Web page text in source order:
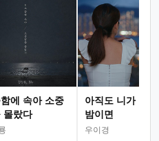
에 속아 소중
몰랐다
아직도 니가 그
밤이면
우이경